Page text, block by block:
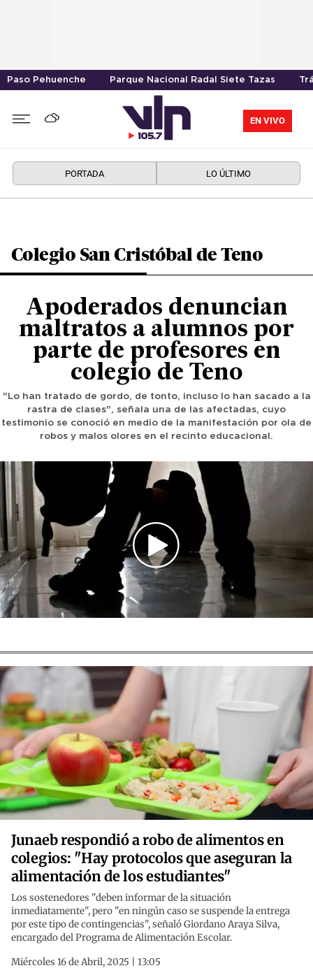
Paso Pehuenche Parque Nacional Radal Siete Tazas
EN VIVO
PORTADA LO ÚLTIMO
Colegio San Cristóbal de Teno
Apoderados denuncian
maltratos a alumnos por
parte de profesores en
colegio de Teno
"Lo han tratado de gordo, de tonto, incluso lo han sacado a la
rastra de clases", señala una de las afectadas, cuyo
testimonio se conoció en medio de la manifestación por ola de
robos y malos olores en el recinto educacional.
Junaeb respondió a robo de alimentos en
colegios: "Hay protocolos que aseguran la
alimentación de los estudiantes"
Los sostenedores "deben informar de la situación
inmediatamente", pero "en ningún caso se suspende la entrega
por este tipo de contingencias", señaló Giordano Araya Silva,
encargado del Programa de Alimentación Escolar.
Miércoles 16 de Abril, 2025 | 13:05